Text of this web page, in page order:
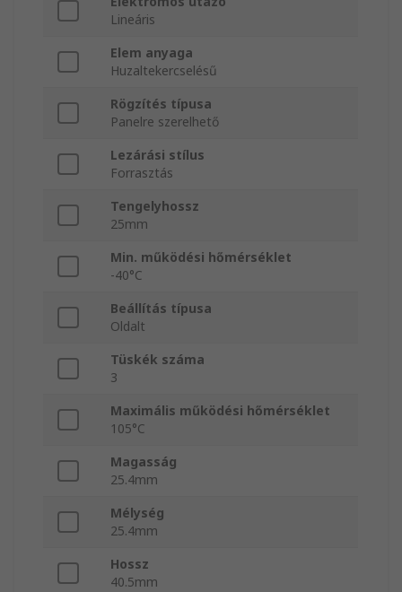
Lineáris
Elem anyaga
Huzaltekercselésű
Rögzítés típusa
Panelre szerelhető
Lezárási stílus
Forrasztás
Tengelyhossz
25mm
Min. működési hőmérséklet
-40°C
Beállítás típusa
Oldalt
Tüskék száma
3
Maximális működési hőmérséklet
105°C
Magasság
25.4mm
Mélység
25.4mm
Hossz
40.5mm